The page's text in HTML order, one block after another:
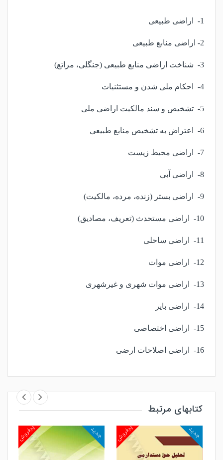
1- اراضی طبیعی
2- اراضی منابع طبیعی
3- شناخت اراضی منابع طبیعی (جنگلی، مراتع)
4- احکام ملی شدن و مستثنیات
5- تشخیص و سند مالکیت اراضی ملی
6- اعتراض به تشخیص منابع طبیعی
7- اراضی محیط زیست
8- اراضی آبی
9- اراضی بستر (زنده، مرده، مالکیت)
10- اراضی مستحدث (تعریف، مصادیق)
11- اراضی ساحلی
12- اراضی موات
13- اراضی موات شهری و غیرشهری
14- اراضی بایر
15- اراضی اختصاصی
16- اراضی اصلاحات ارضی
18- اصلاحات ارضی دوم
19- اراضی وقفی
20- اراضی وقفی و اراضی طبیعی
کتابهای مرتبط
پرفروش جدید پرفروش جدید